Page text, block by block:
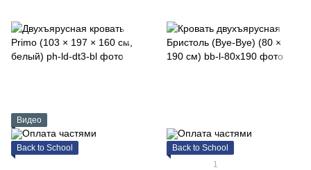
Видео
Back to School
Back to School
1